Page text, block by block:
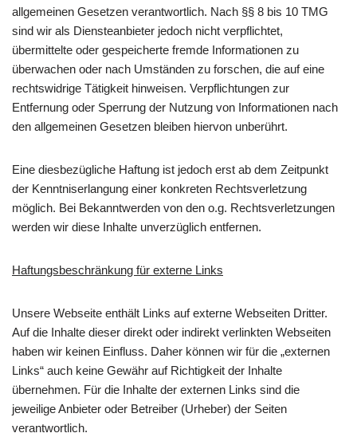
allgemeinen Gesetzen verantwortlich. Nach §§ 8 bis 10 TMG
sind wir als Diensteanbieter jedoch nicht verpflichtet,
übermittelte oder gespeicherte fremde Informationen zu
überwachen oder nach Umständen zu forschen, die auf eine
rechtswidrige Tätigkeit hinweisen. Verpflichtungen zur
Entfernung oder Sperrung der Nutzung von Informationen nach
den allgemeinen Gesetzen bleiben hiervon unberührt.
Eine diesbezügliche Haftung ist jedoch erst ab dem Zeitpunkt
der Kenntniserlangung einer konkreten Rechtsverletzung
möglich. Bei Bekanntwerden von den o.g. Rechtsverletzungen
werden wir diese Inhalte unverzüglich entfernen.
Haftungsbeschränkung für externe Links
Unsere Webseite enthält Links auf externe Webseiten Dritter.
Auf die Inhalte dieser direkt oder indirekt verlinkten Webseiten
haben wir keinen Einfluss. Daher können wir für die „externen
Links“ auch keine Gewähr auf Richtigkeit der Inhalte
übernehmen. Für die Inhalte der externen Links sind die
jeweilige Anbieter oder Betreiber (Urheber) der Seiten
verantwortlich.